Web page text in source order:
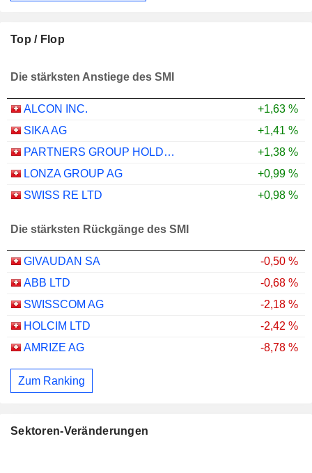
Top / Flop
Die stärksten Anstiege des SMI
ALCON INC.
+1,63 %
SIKA AG
+1,41 %
PARTNERS GROUP HOLDING AG
+1,38 %
LONZA GROUP AG
+0,99 %
SWISS RE LTD
+0,98 %
Die stärksten Rückgänge des SMI
GIVAUDAN SA
-0,50 %
ABB LTD
-0,68 %
SWISSCOM AG
-2,18 %
HOLCIM LTD
-2,42 %
AMRIZE AG
-8,78 %
Zum Ranking
Sektoren-Veränderungen